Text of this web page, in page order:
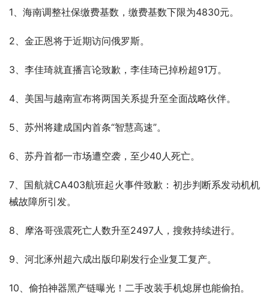
1、海南调整社保缴费基数，缴费基数下限为4830元。
2、金正恩将于近期访问俄罗斯。
3、李佳琦就直播言论致歉，李佳琦已掉粉超91万。
4、美国与越南宣布将两国关系提升至全面战略伙伴。
5、苏州将建成国内首条“智慧高速”。
6、苏丹首都一市场遭空袭，至少40人死亡。
7、国航就CA403航班起火事件致歉：初步判断系发动机机
械故障所引发。
8、摩洛哥强震死亡人数升至2497人，搜救持续进行。
9、河北涿州超六成出版印刷发行企业复工复产。
10、偷拍神器黑产链曝光！二手改装手机熄屏也能偷拍。